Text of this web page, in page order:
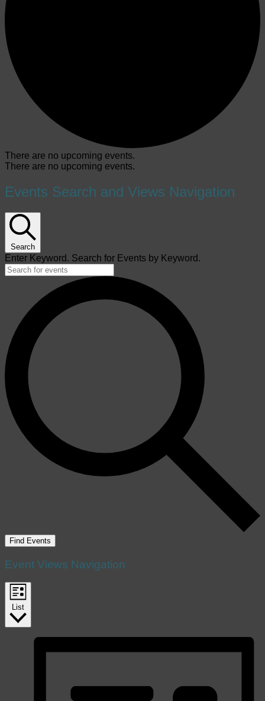
There are no upcoming events.
There are no upcoming events.
Events Search and Views Navigation
Search
Enter Keyword. Search for Events by Keyword.
Find Events
Event Views Navigation
List